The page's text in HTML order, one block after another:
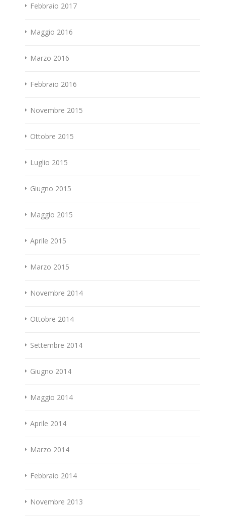
Febbraio 2017
Maggio 2016
Marzo 2016
Febbraio 2016
Novembre 2015
Ottobre 2015
Luglio 2015
Giugno 2015
Maggio 2015
Aprile 2015
Marzo 2015
Novembre 2014
Ottobre 2014
Settembre 2014
Giugno 2014
Maggio 2014
Aprile 2014
Marzo 2014
Febbraio 2014
Novembre 2013